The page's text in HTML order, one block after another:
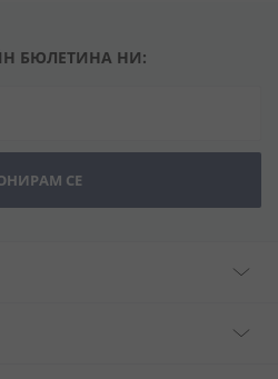
БЮЛЕТИНА НИ:
СЕ